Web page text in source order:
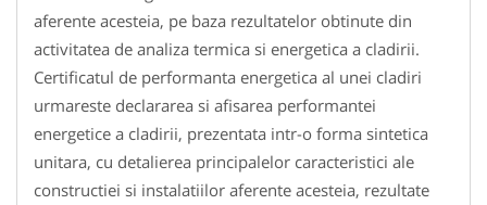
aferente acesteia, pe baza rezultatelor obtinute din
activitatea de analiza termica si energetica a cladirii.
Certificatul de performanta energetica al unei cladiri
urmareste declararea si afisarea performantei
energetice a cladirii, prezentata intr-o forma sintetica
unitara, cu detalierea principalelor caracteristici ale
constructiei si instalatiilor aferente acesteia, rezultate